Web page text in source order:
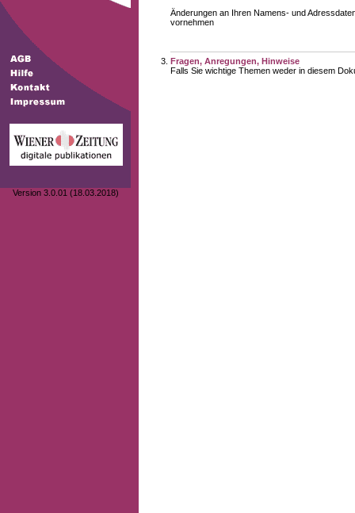
Version 3.0.01 (18.03.2018)
Änderungen an Ihren Namens- und
vornehmen
Fragen, Anregungen, Hinweise
Falls Sie wichtige Themen weder in diesem